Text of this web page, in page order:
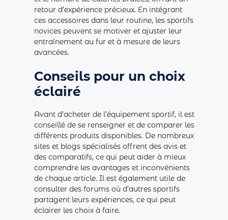
retour d’expérience précieux. En intégrant
ces accessoires dans leur routine, les sportifs
novices peuvent se motiver et ajuster leur
entraînement au fur et à mesure de leurs
avancées.
Conseils pour un choix
éclairé
Avant d’acheter de l’équipement sportif, il est
conseillé de se renseigner et de comparer les
différents produits disponibles. De nombreux
sites et blogs spécialisés offrent des avis et
des comparatifs, ce qui peut aider à mieux
comprendre les avantages et inconvénients
de chaque article. Il est également utile de
consulter des forums où d’autres sportifs
partagent leurs expériences, ce qui peut
éclairer les choix à faire.